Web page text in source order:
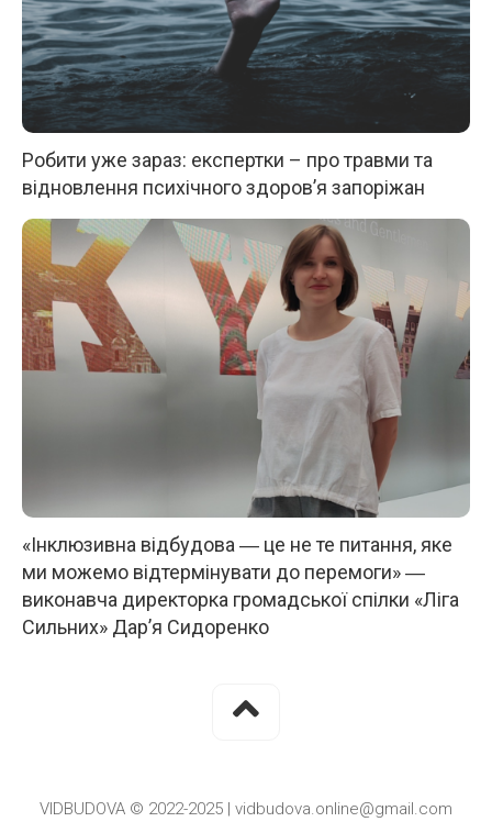
Робити уже зараз: експертки – про травми та
відновлення психічного здоров’я запоріжан
«Інклюзивна відбудова ― це не те питання, яке
ми можемо відтермінувати до перемоги» ―
виконавча директорка громадської спілки «Ліга
Сильних» Дар’я Сидоренко
VIDBUDOVA © 2022-2025 | vidbudova.online@gmail.com